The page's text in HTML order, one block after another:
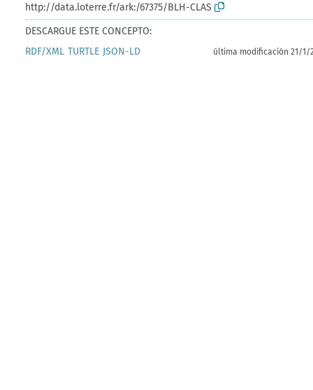
http://data.loterre.fr/ark:/67375/BLH-CLAS
DESCARGUE ESTE CONCEPTO:
RDF/XML TURTLE JSON-LD última modificación 21/1/